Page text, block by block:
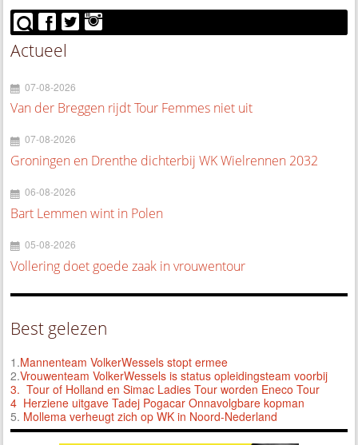
Actueel
07-08-2026
Van der Breggen rijdt Tour Femmes niet uit
07-08-2026
Groningen en Drenthe dichterbij WK Wielrennen 2032
06-08-2026
Bart Lemmen wint in Polen
05-08-2026
Vollering doet goede zaak in vrouwentour
Best gelezen
1.Mannenteam VolkerWessels stopt ermee
2.Vrouwenteam VolkerWessels is status opleidingsteam voorbij
3. Tour of Holland en Simac Ladies Tour worden Eneco Tour
4 Herziene uitgave Tadej Pogacar Onnavolgbare kopman
5. Mollema verheugt zich op WK in Noord-Nederland